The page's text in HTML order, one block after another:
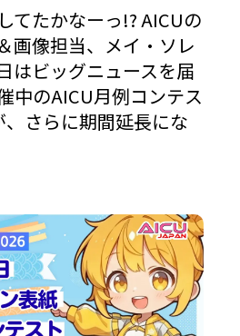
てたかなーっ!? AICUの
画像担当、メイ・ソレ
はビッグニュースを届
中のAICU月例コンテス
、さらに期間延長にな